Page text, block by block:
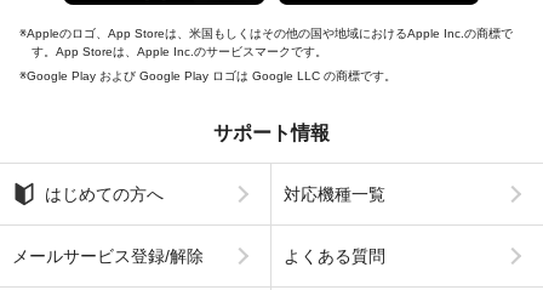
Appleのロゴ、App Storeは、米国もしくはその他の国や地域におけるApple Inc.の商標で
す。App Storeは、Apple Inc.のサービスマークです。
Google Play および Google Play ロゴは Google LLC の商標です。
サポート情報
はじめての方へ 対応機種一覧
メールサービス登録/解除 よくある質問